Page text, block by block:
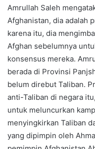
Amrullah Saleh
Afghanistan, dia adalah
karena itu, dia
Afghan sebelumnya
konsensus mereka.
berada di Provinsi
belum direbut Taliban.
anti-Taliban di negara
untuk meluncurkan
menyingkirkan Taliban
yang dipimpin oleh